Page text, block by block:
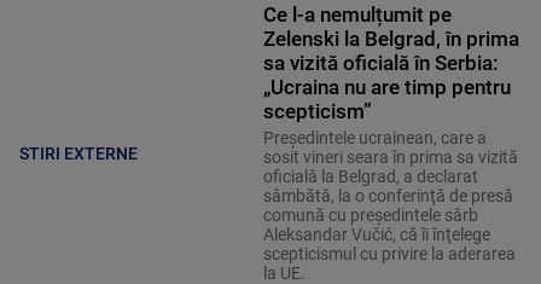
STIRI EXTERNE
Ce l-a nemulțumit pe
Zelenski la Belgrad, în prima
sa vizită oficială în Serbia:
„Ucraina nu are timp pentru
scepticism”
Preşedintele ucrainean, care a
sosit vineri seara în prima sa vizită
oficială la Belgrad, a declarat
sâmbătă, la o conferinţă de presă
comună cu preşedintele sârb
Aleksandar Vučić, că îi înţelege
scepticismul cu privire la aderarea
la UE.